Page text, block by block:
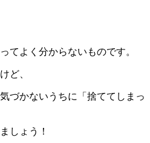
てよく分からないものです。
ど、
づかないうちに「捨ててしまっ
しょう！